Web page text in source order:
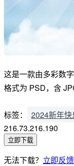
这是一款由多彩数
格式为 PSD，含
标签： 2024新年快
216.73.216.190
立即下载
无法下载？ 立即反馈